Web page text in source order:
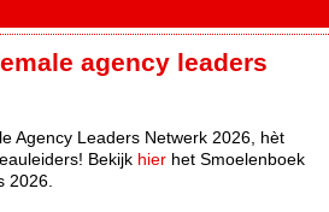
agency leaders
Agency Leaders Netwerk 2026, hèt
Bekijk hier het Smoelenboek
2026.